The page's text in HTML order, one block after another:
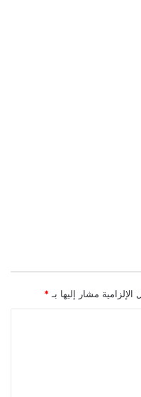
الإلزامية مشار إليها بـ *